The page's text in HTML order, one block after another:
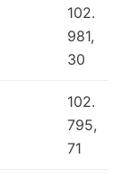
102.
981,
30
102.
795,
71